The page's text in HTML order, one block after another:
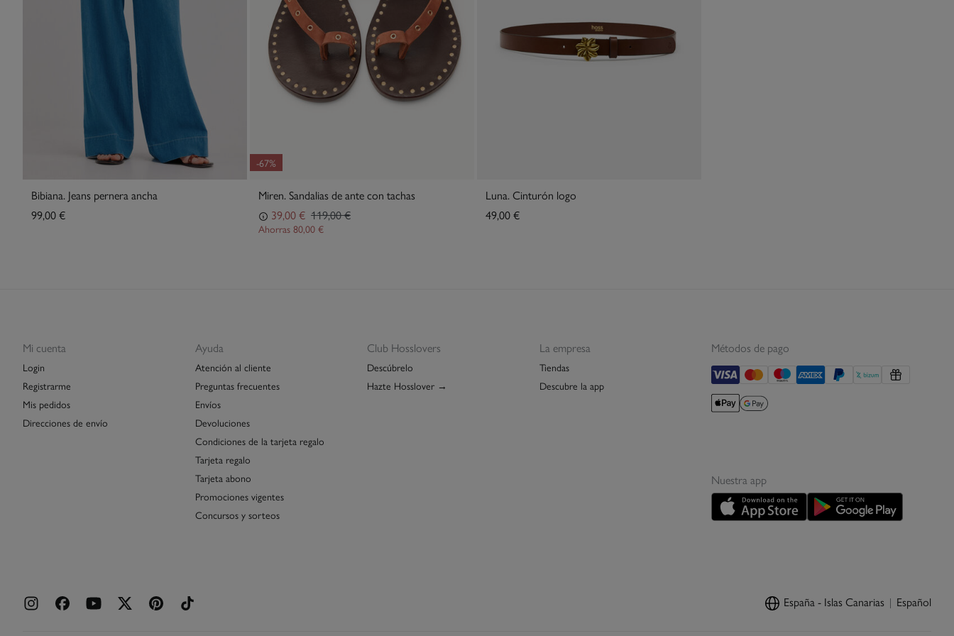
Bibiana. Jeans pernera ancha
99,00 €
-67%
Miren. Sandalias de ante con tachas
39,00 € 119,00 €
Ahorras 80,00 €
Luna. Cinturón logo
49,00 €
Mi cuenta
Login
Registrarme
Mis pedidos
Direcciones de envío
Ayuda
Atención al cliente
Preguntas frecuentes
Envíos
Devoluciones
Condiciones de la tarjeta regalo
Tarjeta regalo
Tarjeta abono
Promociones vigentes
Concursos y sorteos
Club Hosslovers
Descúbrelo
Hazte Hosslover →
La empresa
Tiendas
Descubre la app
Métodos de pago
Nuestra app
España - Islas Canarias Español